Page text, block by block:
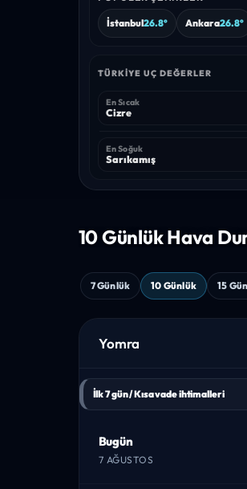
İstanbul26.8° Ankara26.8°
TÜRKIYE UÇ DEĞERLER
En Sıcak
Cizre
En Soğuk
Sarıkamış
10 Günlük Hava
7 Günlük 10 Günlük 15
Yomra
İlk 7 gün / Kısa vade ihtimalleri
Bugün
7 AĞUSTOS